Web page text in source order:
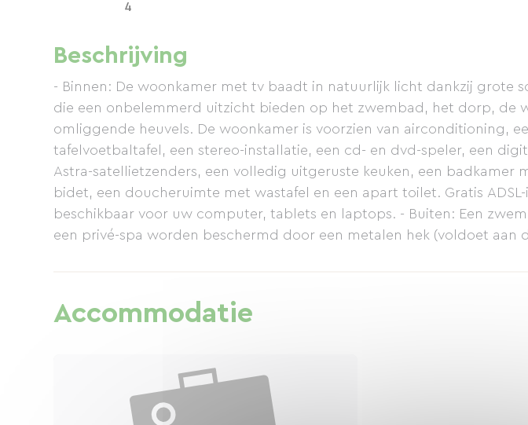
4
Beschrijving
- Binnen: De woonkamer met tv baadt in natuurlijk licht dankzij grote
die een onbelemmerd uitzicht bieden op het zwembad, het dorp, de
omliggende heuvels. De woonkamer is voorzien van airconditioning,
tafelvoetbaltafel, een stereo-installatie, een cd- en dvd-speler, een
Astra-satellietzenders, een volledig uitgeruste keuken, een badkamer
bidet, een doucheruimte met wastafel en een apart toilet. Gratis
beschikbaar voor uw computer, tablets en laptops. - Buiten: Een
een privé-spa worden beschermd door een metalen hek (voldoet aan
schuur met een wasmachine waar u ook uw fietsen en
parkeergelegenheid voor 4 auto's is beschikbaar. Tel. +33 (0)4 94 43 72
Accommodatie